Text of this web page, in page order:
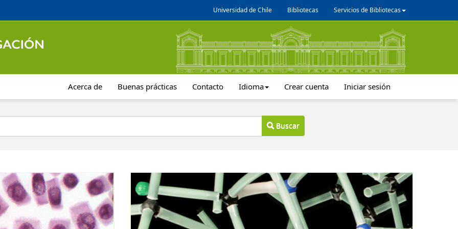
Universidad de Chile Bibliotecas Servicios de Bibliotecas
Acerca de Buenas prácticas Contacto Idioma Crear cuenta Iniciar sesión
Buscar